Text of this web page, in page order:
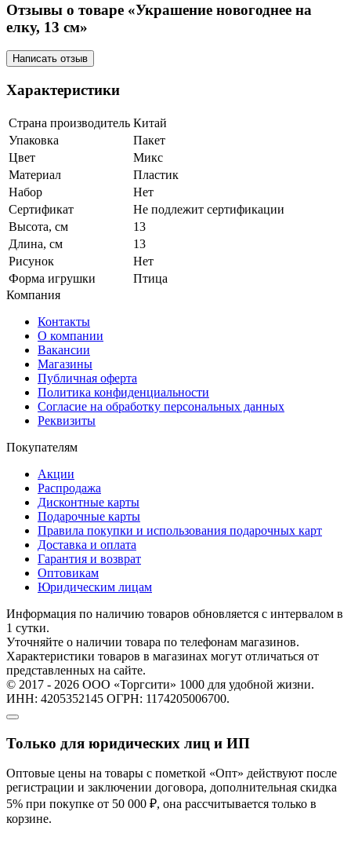
Отзывы о товаре «Украшение новогоднее на
елку, 13 см»
Написать отзыв
Характеристики
Страна производитель Китай
Упаковка
Пакет
Цвет
Микс
Материал
Пластик
Набор
Нет
Сертификат
Не подлежит сертификации
Высота, см
13
Длина, см
13
Рисунок
Нет
Форма игрушки
Птица
Компания
Контакты
О компании
Вакансии
Магазины
Публичная оферта
Политика конфиденциальности
Согласие на обработку персональных данных
Реквизиты
Покупателям
Акции
Распродажа
Дисконтные карты
Подарочные карты
Правила покупки и использования подарочных карт
Доставка и оплата
Гарантия и возврат
Оптовикам
Юридическим лицам
Информация по наличию товаров обновляется с интервалом в
1 сутки.
Уточняйте о наличии товара по телефонам магазинов.
Характеристики товаров в магазинах могут отличаться от
представленных на сайте.
© 2017 - 2026 ООО «Торгсити» 1000 для удобной жизни.
ИНН: 4205352145 ОГРН: 1174205006700.
Только для юридических лиц и ИП
Оптовые цены на товары с пометкой «Опт» действуют после
регистрации и заключении договора, дополнительная скидка
5% при покупке от 50 000 ₽, она рассчитывается только в
корзине.